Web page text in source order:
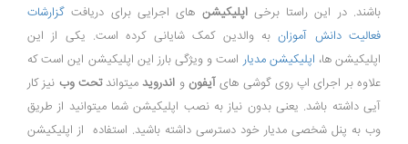
باشند. در این راستا برخیاپلیکیشن های اجرایی برای دریافت گزارشات
فعالیت دانش آموزانبه والدین کمک شایانی کرده است. یکی از این
اپلیکیشن ها، اپلیکیشن مدیار است و ویژگی بارز این اپلیکیشن این است که
علاوه بر اجرای اپ روی گوشی های آیفونو اندرویدمیتواندتحت وب نیز کار
آیی داشته باشد. یعنی بدون نیاز به نصب اپلیکیشن شما میتوانید از طریق
وب به پنل شخصی مدیار خود دسترسی داشته باشید. استفاده از اپلیکیشن